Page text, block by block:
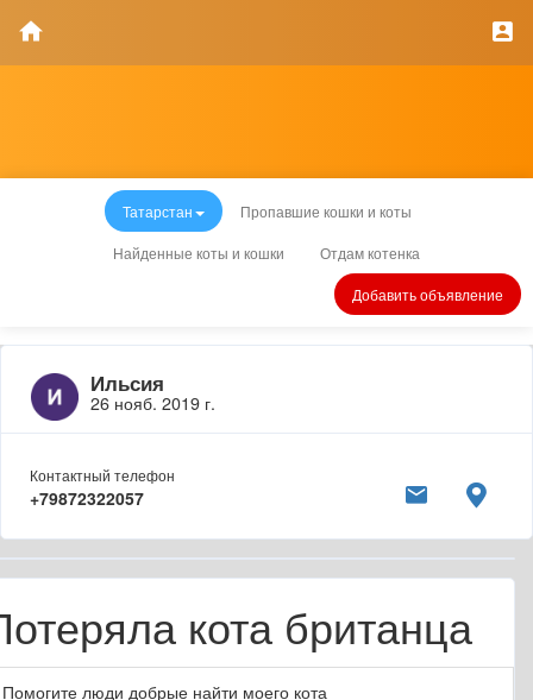
Татарстан Пропавшие кошки и коты
Найденные коты и кошки Отдам котенка
Добавить объявление
Ильсия
26 нояб. 2019 г.
Контактный телефон
+79872322057
кота британца
Помогите люди добрые найти моего кота